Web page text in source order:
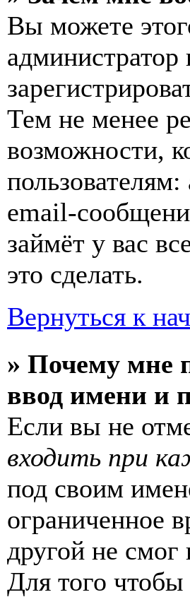
Вы можете
Тем не менее
возможности,
email-
займёт у вас
это сделать.
Вернуться к
» Почему мне
ввод имени и
Если вы не
входить при
под своим
ограниченное
другой не смог
Для того